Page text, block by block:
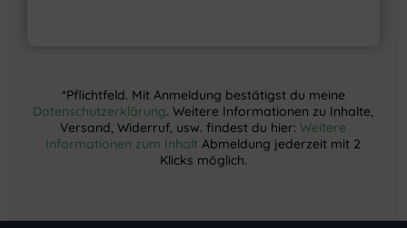
*Pflichtfeld. Mit Anmeldung bestätigst du meine
Datenschutzerklärung. Weitere Informationen zu Inhalte,
Versand, Widerruf, usw. findest du hier:Weitere
Informationen zum Inhalt Abmeldung jederzeit mit 2
Klicks möglich.